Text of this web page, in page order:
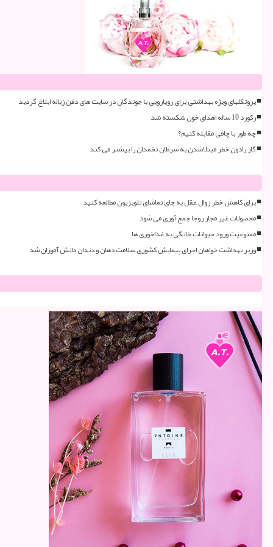
پروتکلهای ویژه بهداشتی برای رویارویی با جوندگان در سایت های دفن زباله ابلاغ گردید
رکورد 10 ساله اهدای خون شکسته شد
چه طور با چاقی مقابله کنیم؟
گاز رادون خطر مبتلاشدن به سرطان تخمدان را بیشتر می کند
برای کاهش خطر زوال عقل به جای تماشای تلویزیون مطالعه کنید
محصولات غیر مجاز روجا جمع آوری می شود
ممنوعیت ورود حیوانات خانگی به غذاخوری ها
وزیر بهداشت خواهان اجرای پیمایش کشوری سلامت دهان و دندان دانش آموزان شد